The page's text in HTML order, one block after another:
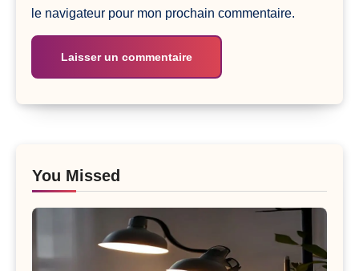
le navigateur pour mon prochain commentaire.
You Missed